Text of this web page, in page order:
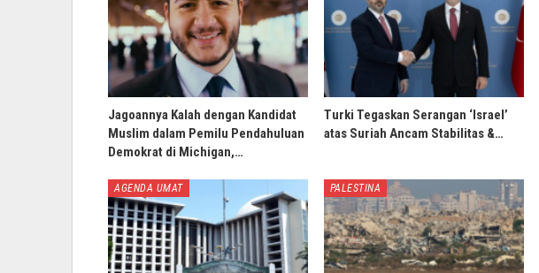
Jagoannya Kalah dengan Kandidat
Muslim dalam Pemilu Pendahuluan
Demokrat di Michigan,…
Turki Tegaskan Serangan ‘Israel’
atas Suriah Ancam Stabilitas &…
AGENDA UMAT PALESTINA